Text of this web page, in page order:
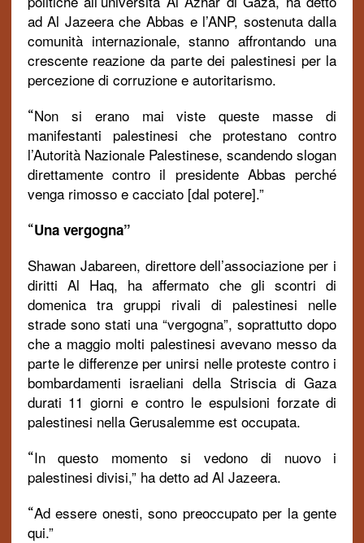
ad Al Jazeera che Abbas e l’ANP, sostenuta dalla
comunità internazionale, stanno affrontando una
crescente reazione da parte dei palestinesi per la
percezione di corruzione e autoritarismo.
“Non si erano mai viste queste masse di
manifestanti palestinesi che protestano contro
l’Autorità Nazionale Palestinese, scandendo slogan
direttamente contro il presidente Abbas perché
venga rimosso e cacciato [dal potere].”
“Una vergogna”
Shawan Jabareen, direttore dell’associazione per i
diritti Al Haq, ha affermato che gli scontri di
domenica tra gruppi rivali di palestinesi nelle
strade sono stati una “vergogna”, soprattutto dopo
che a maggio molti palestinesi avevano messo da
parte le differenze per unirsi nelle proteste contro i
bombardamenti israeliani della Striscia di Gaza
durati 11 giorni e contro le espulsioni forzate di
palestinesi nella Gerusalemme est occupata.
“In questo momento si vedono di nuovo i
palestinesi divisi,” ha detto ad Al Jazeera.
“Ad essere onesti, sono preoccupato per la gente
qui.”